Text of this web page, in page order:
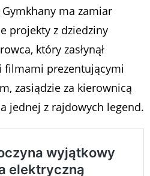
ma zamiar
projekty z dziedziny
który zasłynął
prezentującymi
zasiądzie za kierownicą
jednej z rajdowych legend.